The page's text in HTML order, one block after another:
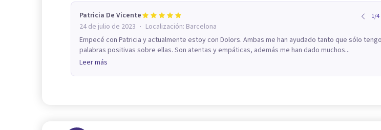
Patricia De Vicente 1/4
24 de julio de 2023 · Localización: Barcelona
Empecé con Patricia y actualmente estoy con Dolors. Ambas me han ayudado tanto que sólo tengo
palabras positivas sobre ellas. Son atentas y empáticas, además me han dado muchos...
Leer más